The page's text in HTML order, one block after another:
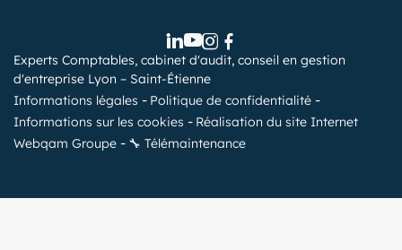
Experts Comptables, cabinet d'audit, conseil en gestion
d'entreprise Lyon – Saint-Étienne
Informations légales
Politique de confidentialité
Informations sur les cookies
Réalisation du site Internet
Webqam Groupe
🔧 Télémaintenance